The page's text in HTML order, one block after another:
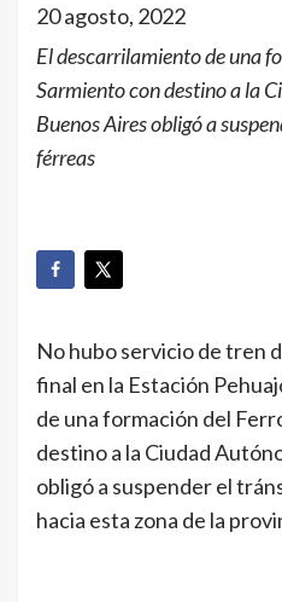
20 agosto, 2022
El descarrilamiento de una
Sarmiento con destino a la
Buenos Aires obligó a
férreas
No hubo servicio de tren
final en la Estación
de una formación del
destino a la Ciudad
obligó a suspender el
hacia esta zona de la